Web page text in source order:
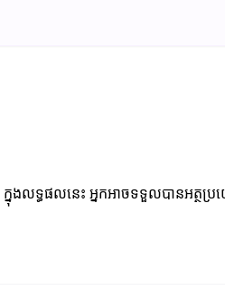
ងលទ្ធផលនេះ អ្នកអាចទទួលបានអត្ថប្រ